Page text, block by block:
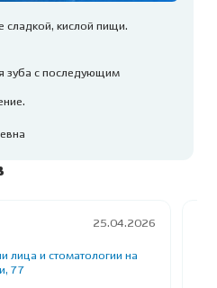
кислой пищи.
зуба с последующим
25.04.2026
лица и стоматологии на
77